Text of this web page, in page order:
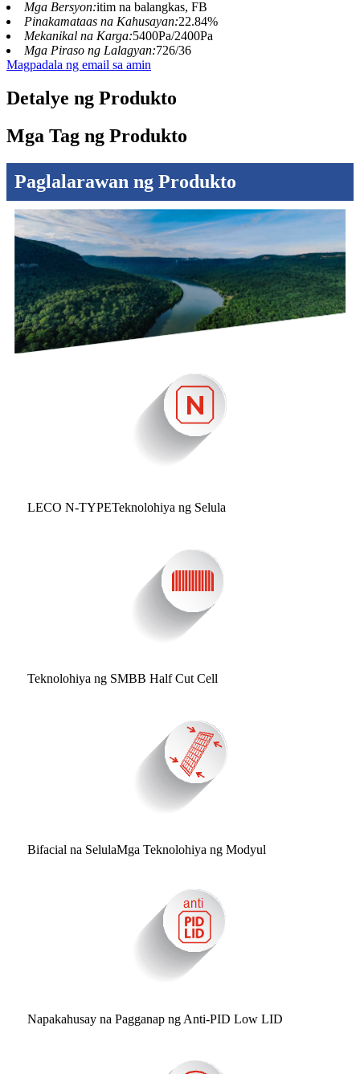
Mga Bersyon:itim na balangkas, FB
Pinakamataas na Kahusayan:22.84%
Mekanikal na Karga:5400Pa/2400Pa
Mga Piraso ng Lalagyan:726/36
Magpadala ng email sa amin
Detalye ng Produkto
Mga Tag ng Produkto
Paglalarawan ng Produkto
LECO N-TYPETeknolohiya ng Selula
Teknolohiya ng SMBB Half Cut Cell
Bifacial na SelulaMga Teknolohiya ng Modyul
Napakahusay na Pagganap ng Anti-PID Low LID